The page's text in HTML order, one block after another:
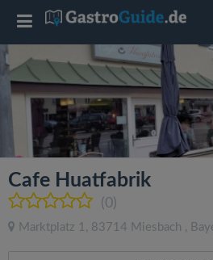
Cafe Huatfabrik
(0)
Marktplatz 1 , 83714 Miesbach ,
T
o
g
l
e